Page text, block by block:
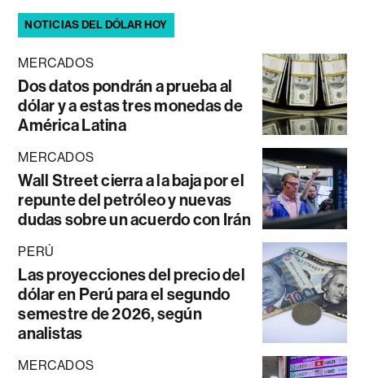
NOTICIAS DEL DÓLAR HOY
MERCADOS
Dos datos pondrán a prueba al
dólar y a estas tres monedas de
América Latina
MERCADOS
Wall Street cierra a la baja por el
repunte del petróleo y nuevas
dudas sobre un acuerdo con Irán
PERÚ
Las proyecciones del precio del
dólar en Perú para el segundo
semestre de 2026, según
analistas
MERCADOS